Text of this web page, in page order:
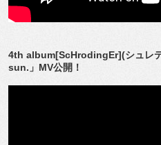
4th album[ScHrodingEr](シュレ
sun.」MV公開！